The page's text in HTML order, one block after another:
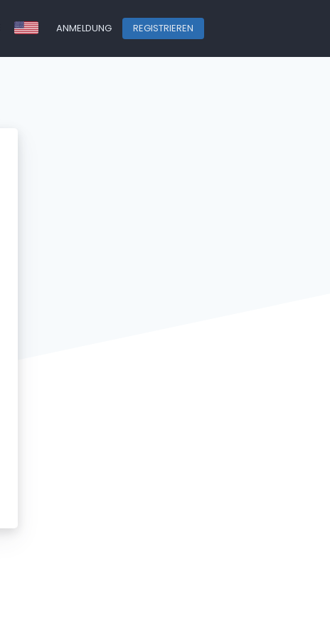
ANMELDUNG REGISTRIEREN